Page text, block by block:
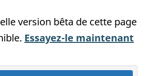
version bêta de cette page
Essayez-le maintenant